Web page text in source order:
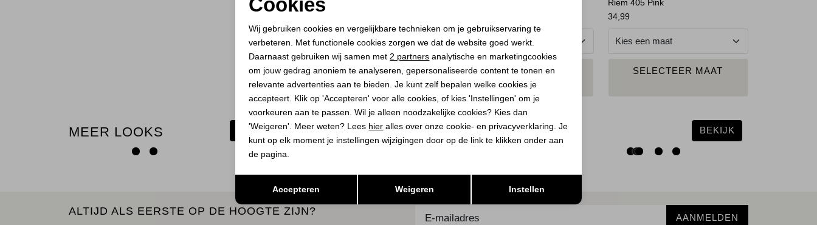
BAGGY 2.3 ivory antique
PLAATS IN
WINKELMAND
SELECTEER MAAT
PLAATS IN
WINKELMAND
SELECTEER MAAT
Riem 405 Pink
34,99
PLAATS IN
SELECTEER MAAT
MEER LOOKS BEKIJK BEKIJK BEKIJK
ALTIJD ALS EERSTE OP DE HOOGTE ZIJN?
AANMELDEN
Analytische cookies Marketing cookies
Wij gebruiken cookies en vergelijkbare technieken om je gebruikservaring te
verbeteren. Met functionele cookies zorgen we dat de website goed werkt.
Daarnaast gebruiken wij samen met 2 partners analytische en marketingcookies
om jouw gedrag anoniem te analyseren, gepersonaliseerde content te tonen en
relevante advertenties aan te bieden. Je kunt zelf bepalen welke cookies je
accepteert. Klik op 'Accepteren' voor alle cookies, of kies 'Instellingen' om je
voorkeuren aan te passen. Wil je alleen noodzakelijke cookies? Kies dan
'Weigeren'. Meer weten? Lees hier alles over onze cookie- en privacyverklaring. Je
kunt op elk moment je instellingen wijzigingen door op de link te klikken onder aan
de pagina.
Accepteren Weigeren Instellen